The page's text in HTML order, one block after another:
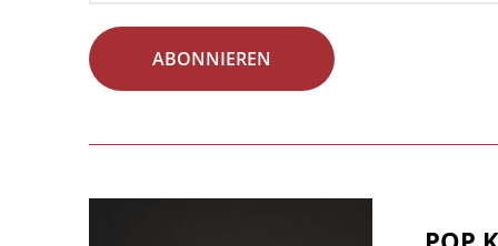
ABONNIEREN